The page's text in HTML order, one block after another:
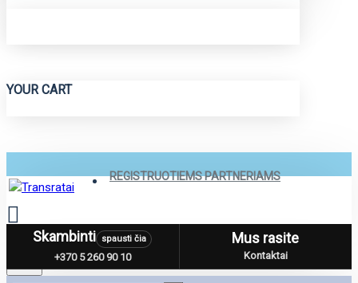
YOUR CART
REGISTRUOTIEMS PARTNERIAMS
MenuSkambinti spausti čia
+370 5 260 90 10
Mus rasite
Kontaktai